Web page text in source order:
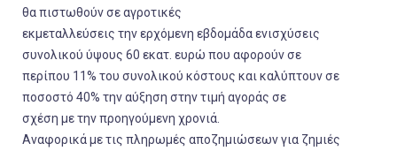
θα πιστωθούν σε αγροτικές
εκμεταλλεύσεις την ερχόμενη εβδομάδα ενισχύσεις
συνολικού ύψους 60 εκατ. ευρώ που αφορούν σε
περίπου 11% του συνολικού κόστους και καλύπτουν σε
ποσοστό 40% την αύξηση στην τιμή αγοράς σε
σχέση με την προηγούμενη χρονιά.
Αναφορικά με τις πληρωμές αποζημιώσεων για ζημιές